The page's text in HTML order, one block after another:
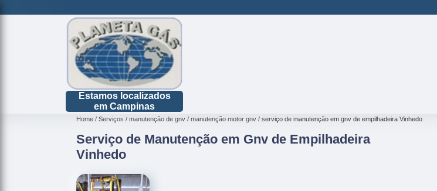
Estamos localizados
em Campinas
Home Serviços manutenção de gnv manutenção motor gnv serviço de manutenção em gnv de empilhadeira Vinhedo
Serviço de Manutenção em Gnv de Empilhadeira
Vinhedo